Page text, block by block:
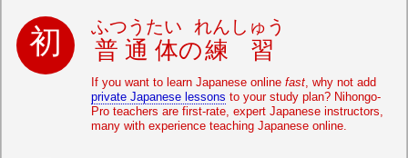
普通体
ふつうたい
の練習
れんしゅう
If you want to learn Japanese online fast, why not add
private Japanese lessons to your study plan? Nihongo-
Pro teachers are first-rate, expert Japanese instructors,
many with experience teaching Japanese online.